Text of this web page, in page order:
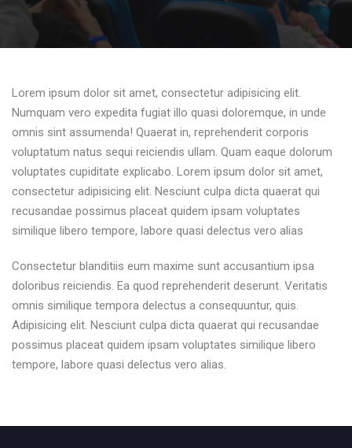
Lorem ipsum dolor sit amet, consectetur adipisicing elit.
Numquam vero expedita fugiat illo quasi doloremque, in unde
omnis sint assumenda! Quaerat in, reprehenderit corporis
voluptatum natus sequi reiciendis ullam. Quam eaque dolorum
voluptates cupiditate explicabo. Lorem ipsum dolor sit amet,
consectetur adipisicing elit. Nesciunt culpa dicta quaerat qui
recusandae possimus placeat quidem ipsam voluptates
similique libero tempore, labore quasi delectus vero alias
Consectetur blanditiis eum maxime sunt accusantium ipsa
doloribus reiciendis. Ea quod reprehenderit deserunt. Veritatis
omnis similique tempora delectus a consequuntur, quis.
Adipisicing elit. Nesciunt culpa dicta quaerat qui recusandae
possimus placeat quidem ipsam voluptates similique libero
tempore, labore quasi delectus vero alias.